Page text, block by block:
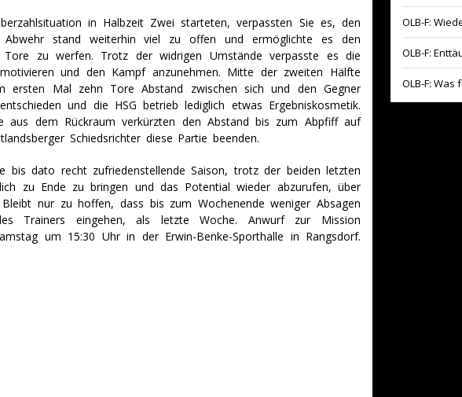
in Halbzeit Zwei starteten, verpassten Sie es, den
Abwehr stand weiterhin viel zu offen und ermöglichte es den
Tore zu werfen. Trotz der widrigen Umstände verpasste es die
und den Kampf anzunehmen. Mitte der zweiten Hälfte
ersten Mal zehn Tore Abstand zwischen sich und den Gegner
und die HSG betrieb lediglich etwas Ergebniskosmetik.
aus dem Rückraum verkürzten den Abstand bis zum Abpfiff auf
Schiedsrichter diese Partie beenden.
bis dato recht zufriedenstellende Saison, trotz der beiden letzten
zu Ende zu bringen und das Potential wieder abzurufen, über
nur zu hoffen, dass bis zum Wochenende weniger Absagen
Trainers eingehen, als letzte Woche. Anwurf zur Mission
um 15:30 Uhr in der Erwin-Benke-Sporthalle in Rangsdorf.
OLB-F:
OLB-F:
OLB-F: